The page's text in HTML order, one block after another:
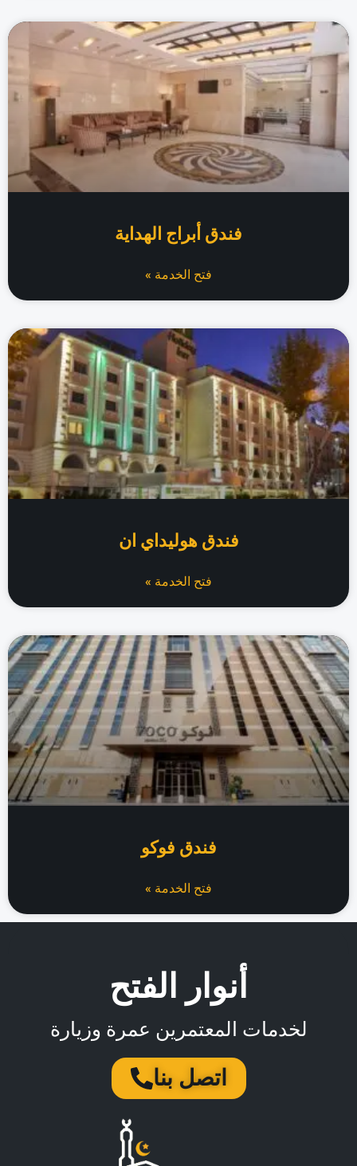
فندق أبراج الهداية
فتح الخدمة »
فندق هوليداي ان
فتح الخدمة »
فندق فوكو
فتح الخدمة »
أنوار الفتح
لخدمات المعتمرين عمرة وزيارة
اتصل بنا